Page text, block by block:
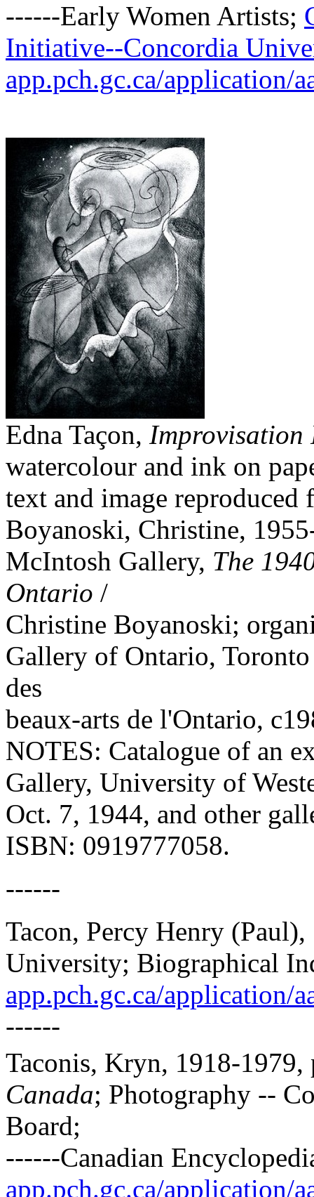
------Early Women Artists;
Initiative--Concordia
app.pch.gc.ca/application/
Edna Taçon, Improvisation
watercolour and ink on
text and image
Boyanoski, Christine,
McIntosh Gallery, The
Ontario /
Christine Boyanoski;
Gallery of Ontario,
des
beaux-arts de l'Ontario,
NOTES: Catalogue of an
Gallery, University of
Oct. 7, 1944, and other
ISBN: 0919777058.
------
Tacon, Percy Henry
University; Biographical
app.pch.gc.ca/application/
------
Taconis, Kryn, 1918-1979,
Canada; Photography --
Board;
------Canadian
app.pch.gc.ca/application/